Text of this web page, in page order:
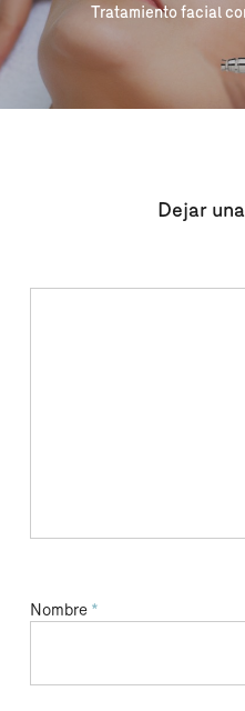
Tratamiento facial
Dejar
Nombre *